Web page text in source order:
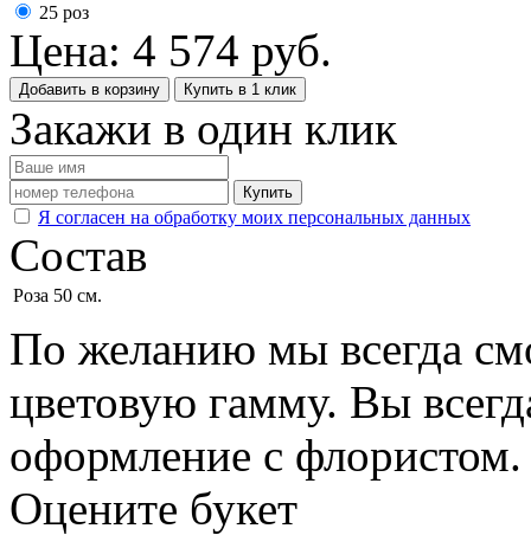
25 роз
Цена: 4 574 руб.
Добавить в корзину Купить в 1 клик
Закажи в один клик
Купить
Я согласен на обработку моих персональных данных
Состав
Роза 50 см.
По желанию мы всегда
цветовую гамму. Вы
оформление с флористом.
Оцените букет